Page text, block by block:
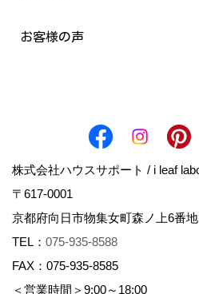
お客様の声
株式会社ハウスサポート / i leaf
〒617-0001
京都府向日市物集女町森ノ上6番
TEL： 075-935-8588
FAX：075-935-8585
＜営業時間＞9:00～18:00